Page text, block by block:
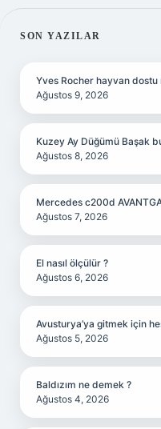
SIDEBAR
SON YAZILAR
Yves Rocher hayvan dostu
Ağustos 9, 2026
Kuzey Ay Düğümü Başak
Ağustos 8, 2026
Mercedes c200d
Ağustos 7, 2026
El nasıl ölçülür ?
Ağustos 6, 2026
Avusturya’ya gitmek için
Ağustos 5, 2026
Baldızım ne demek ?
Ağustos 4, 2026